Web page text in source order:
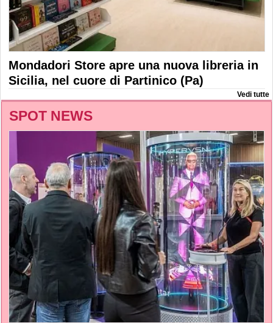
Mondadori Store apre una nuova libreria in
Sicilia, nel cuore di Partinico (Pa)
Vedi tutte
SPOT NEWS